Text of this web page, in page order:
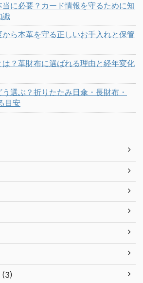
に必要？カード情報を守るために知
識
ら本革を守る正しいお手入れと保管
？革財布に選ばれる理由と経年変化
選ぶ？折りたたみ日傘・長財布・
目安
(3)